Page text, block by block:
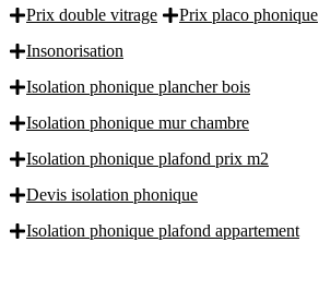
Prix double vitrage
Prix placo phonique
Insonorisation
Isolation phonique plancher bois
Isolation phonique mur chambre
Isolation phonique plafond prix m2
Devis isolation phonique
Isolation phonique plafond appartement